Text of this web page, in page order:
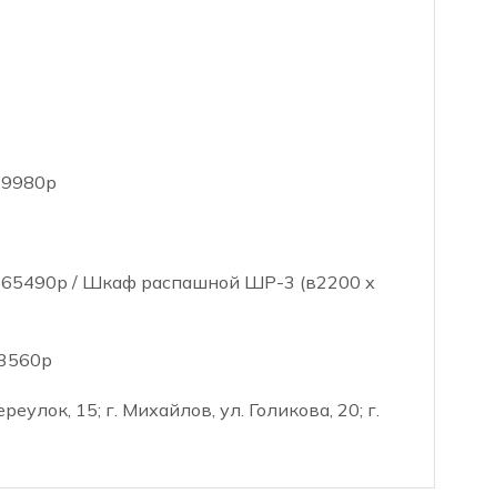
/ Шкаф распашной ШР-3 (в2200 х
15; г. Михайлов, ул. Голикова, 20; г.